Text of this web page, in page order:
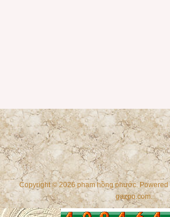
Copyright © 2026 phạm hồng phước.
gazpo.com.